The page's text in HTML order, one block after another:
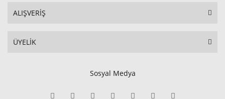
ALIŞVERİŞ
ÜYELİK
Sosyal Medya